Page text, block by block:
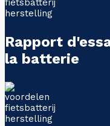
Rapport
la batterie